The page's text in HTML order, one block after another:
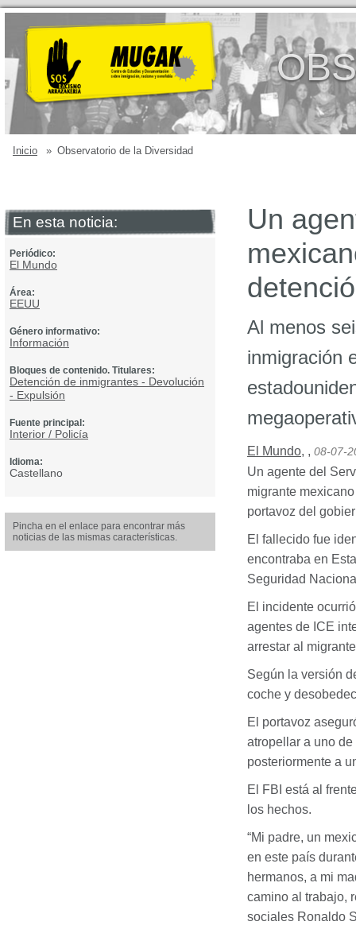
Inicio » Observatorio de la Diversidad
En esta noticia:
Periódico:
El Mundo
Área:
EEUU
Género informativo:
Información
Bloques de contenido. Titulares:
Detención de inmigrantes - Devolución
- Expulsión
Fuente principal:
Interior / Policía
Idioma:
Castellano
Pincha en el enlace para encontrar más
noticias de las mismas características.
Un
Al menos
inmigración
El Mundo, , 08-07-
Un agente del
migrante
portavoz del
El fallecido fue
encontraba en
Seguridad
El incidente
agentes de ICE
arrestar al
Según la versión
coche y
El portavoz
atropellar a uno de
posteriormente a
El FBI está al
los hechos.
“Mi padre, un
en este país
hermanos, a mi
camino al trabajo,
sociales Ronaldo